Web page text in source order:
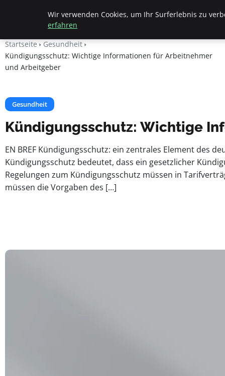
Apemania Shop
Startseite
Gesundheit
Kündigungsschutz: Wichtige Informationen für Arbeitnehmer
und Arbeitgeber
Gesundheit
Kündigungsschutz: Wichtige
EN BREF Kündigungsschutz: ein zentrales Element des
Kündigungsschutz bedeutet, dass ein gesetzlicher
Regelungen zum Kündigungsschutz müssen in
müssen die Vorgaben des […]
Wir verwenden Cookies, um Ihr Surferlebnis zu
erfahren